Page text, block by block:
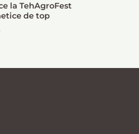
la TehAgroFest
de top